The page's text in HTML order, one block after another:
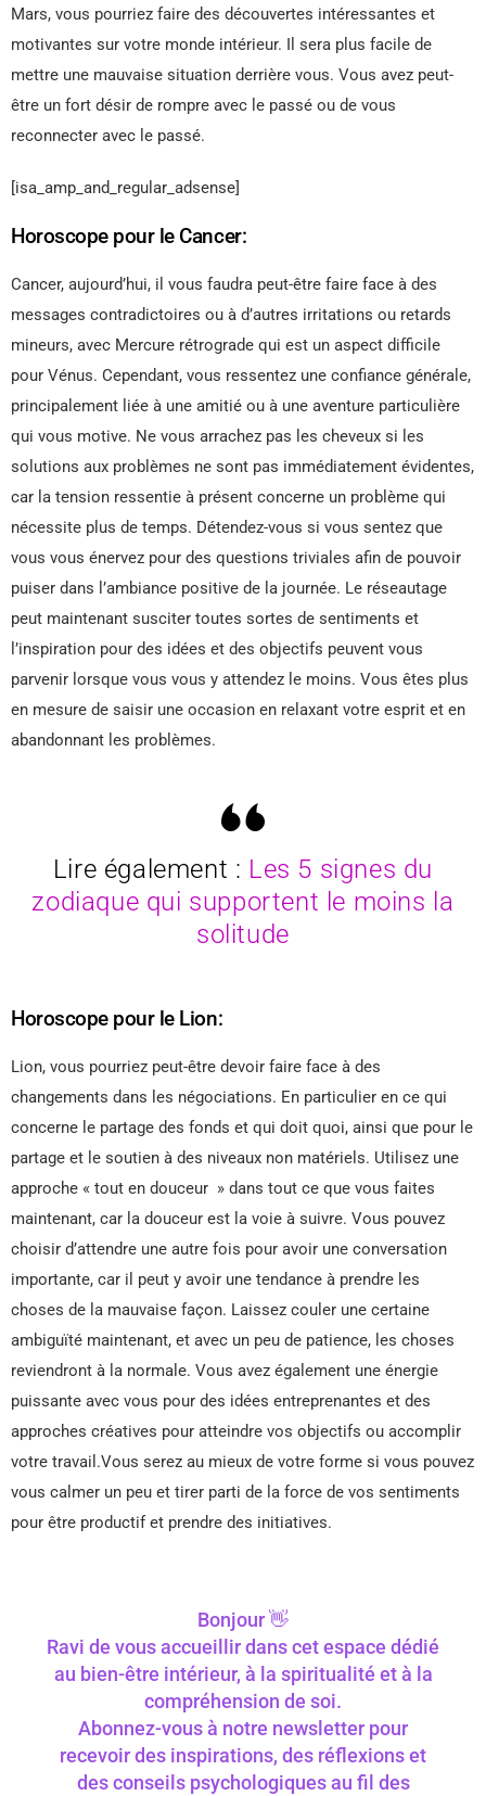
Mars, vous pourriez faire des découvertes intéressantes et
motivantes sur votre monde intérieur. Il sera plus facile de
mettre une mauvaise situation derrière vous. Vous avez peut-
être un fort désir de rompre avec le passé ou de vous
reconnecter avec le passé.
[isa_amp_and_regular_adsense]
Horoscope pour le Cancer:
Cancer, aujourd’hui, il vous faudra peut-être faire face à des
messages contradictoires ou à d’autres irritations ou retards
mineurs, avec Mercure rétrograde qui est un aspect difficile
pour Vénus. Cependant, vous ressentez une confiance générale,
principalement liée à une amitié ou à une aventure particulière
qui vous motive. Ne vous arrachez pas les cheveux si les
solutions aux problèmes ne sont pas immédiatement évidentes,
car la tension ressentie à présent concerne un problème qui
nécessite plus de temps. Détendez-vous si vous sentez que
vous vous énervez pour des questions triviales afin de pouvoir
puiser dans l’ambiance positive de la journée. Le réseautage
peut maintenant susciter toutes sortes de sentiments et
l’inspiration pour des idées et des objectifs peuvent vous
parvenir lorsque vous vous y attendez le moins. Vous êtes plus
en mesure de saisir une occasion en relaxant votre esprit et en
abandonnant les problèmes.
Lire également : Les 5 signes du
zodiaque qui supportent le moins la
solitude
Horoscope pour le Lion:
Lion, vous pourriez peut-être devoir faire face à des
changements dans les négociations. En particulier en ce qui
concerne le partage des fonds et qui doit quoi, ainsi que pour le
partage et le soutien à des niveaux non matériels. Utilisez une
approche « tout en douceur » dans tout ce que vous faites
maintenant, car la douceur est la voie à suivre. Vous pouvez
choisir d’attendre une autre fois pour avoir une conversation
importante, car il peut y avoir une tendance à prendre les
choses de la mauvaise façon. Laissez couler une certaine
ambiguïté maintenant, et avec un peu de patience, les choses
reviendront à la normale. Vous avez également une énergie
puissante avec vous pour des idées entreprenantes et des
approches créatives pour atteindre vos objectifs ou accomplir
votre travail.Vous serez au mieux de votre forme si vous pouvez
vous calmer un peu et tirer parti de la force de vos sentiments
pour être productif et prendre des initiatives.
Bonjour 👋
Ravi de vous accueillir dans cet espace dédié
au bien-être intérieur, à la spiritualité et à la
compréhension de soi.
Abonnez-vous à notre newsletter pour
recevoir des inspirations, des réflexions et
des conseils psychologiques au fil des